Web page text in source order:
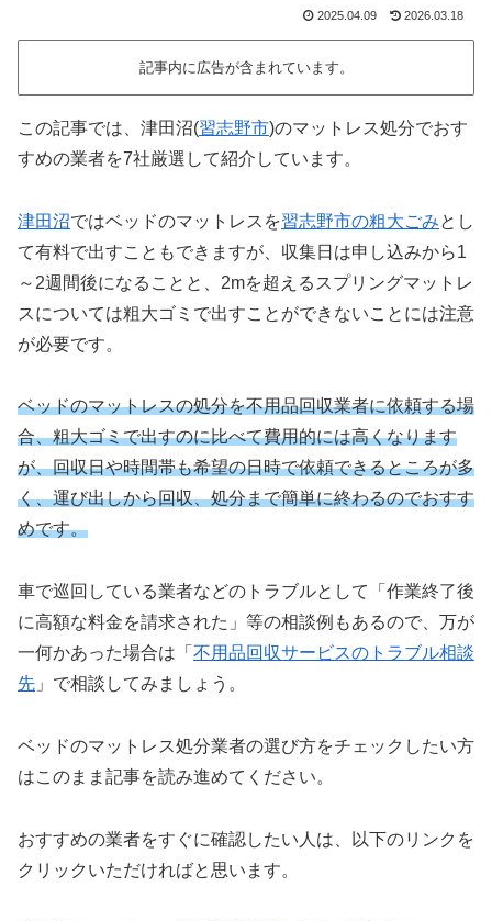
2025.04.09 2026.03.18
記事内に広告が含まれています。
この記事では、津田沼(習志野市)のマットレス処分でおす
すめの業者を7社厳選して紹介しています。
津田沼ではベッドのマットレスを習志野市の粗大ごみとし
て有料で出すこともできますが、収集日は申し込みから1
～2週間後になることと、2mを超えるスプリングマットレ
スについては粗大ゴミで出すことができないことには注意
が必要です。
ベッドのマットレスの処分を不用品回収業者に依頼する場
合、粗大ゴミで出すのに比べて費用的には高くなります
が、回収日や時間帯も希望の日時で依頼できるところが多
く、運び出しから回収、処分まで簡単に終わるのでおすす
めです。
車で巡回している業者などのトラブルとして「作業終了後
に高額な料金を請求された」等の相談例もあるので、万が
一何かあった場合は「 不用品回収サービスのトラブル相談
先 」で相談してみましょう。
ベッドのマットレス処分業者の選び方をチェックしたい方
はこのまま記事を読み進めてください。
おすすめの業者をすぐに確認したい人は、以下のリンクを
クリックいただければと思います。